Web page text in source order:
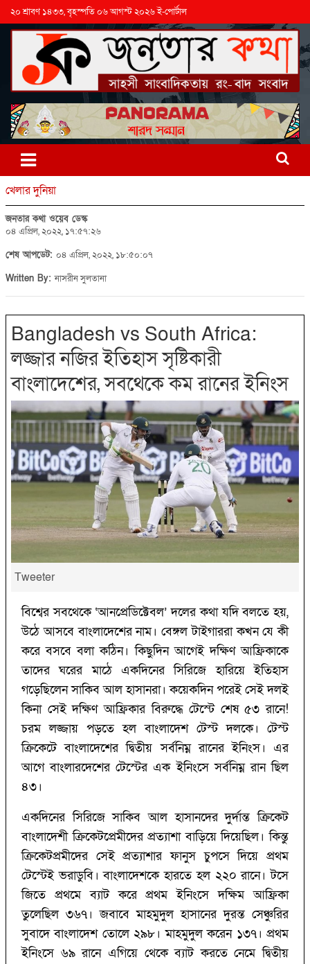
২০ শ্রাবণ ১৪৩৩, বৃহস্পতি ০৬ আগস্ট ২০২৬ ই-পোর্টাল
খেলার দুনিয়া
জনতার কথা ওয়েব ডেস্ক
০৪ এপ্রিল, ২০২২, ১৭:৫৭:২৬
শেষ আপডেট: ০৪ এপ্রিল, ২০২২, ১৮:৫০:০৭
Written By:নাসরীন সুলতানা
Bangladesh vs South Africa:
‌লজ্জার নজির ইতিহাস সৃষ্টিকারী
বাংলাদেশের, সবথেকে কম রানের ইনিংস
Tweeter
বিশ্বের সবথেকে ‘‌আনপ্রেডিক্টেবল’‌ দলের কথা যদি বলতে হয়,
উঠে আসবে বাংলাদেশের নাম। বেঙ্গল টাইগাররা কখন যে কী
করে বসবে বলা কঠিন। কিছুদিন আগেই দক্ষিণ আফ্রিকাকে
তাদের ঘরের মাঠে একদিনের সিরিজে হারিয়ে ইতিহাস
গড়েছিলেন সাকিব আল হাসানরা। কয়েকদিন পরেই সেই দলই
কিনা সেই দক্ষিণ আফ্রিকার বিরুদ্ধে টেস্টে শেষ ৫৩ রানে!
চরম লজ্জায় পড়তে হল বাংলাদেশ টেস্ট দলকে। টেস্ট
ক্রিকেটে বাংলাদেশের দ্বিতীয় সর্বনিম্ন রানের ইনিংস। এর
আগে বাংলারদেশের টেস্টের এক ইনিংসে সর্বনিম্ন রান ছিল
৪৩।
একদিনের সিরিজে সাকিব আল হাসানদের দুর্দান্ত ক্রিকেট
বাংলাদেশী ক্রিকেটপ্রেমীদের প্রত্যাশা বাড়িয়ে দিয়েছিল। কিন্তু
ক্রিকেটপ্রমীদের সেই প্রত্যাশার ফানুস চুপসে দিয়ে প্রথম
টেস্টেই ভরাডুবি। বাংলাদেশকে হারতে হল ২২০ রানে। টসে
জিতে প্রথমে ব্যাট করে প্রথম ইনিংসে দক্ষিম আফ্রিকা
তুলেছিল ৩৬৭। জবাবে মাহমুদুল হাসানের দুরন্ত সেঞ্চুরির
সুবাদে বাংলাদেশ তোলে ২৯৮। মাহমুদুল করেন ১৩৭। প্রথম
ইনিংসে ৬৯ রানে এগিয়ে থেকে ব্যাট করতে নেমে দ্বিতীয়